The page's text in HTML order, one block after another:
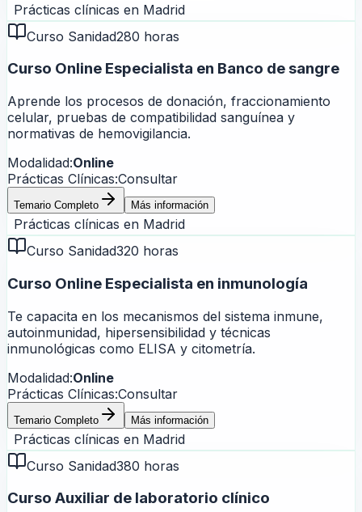
Prácticas clínicas en Madrid
Curso Sanidad280 horas
Curso Online Especialista en Banco de sangre
Aprende los procesos de donación, fraccionamiento
celular, pruebas de compatibilidad sanguínea y
normativas de hemovigilancia.
Modalidad:Online
Prácticas Clínicas:Consultar
Temario Completo Más información
Prácticas clínicas en Madrid
Curso Sanidad320 horas
Curso Online Especialista en inmunología
Te capacita en los mecanismos del sistema inmune,
autoinmunidad, hipersensibilidad y técnicas
inmunológicas como ELISA y citometría.
Modalidad:Online
Prácticas Clínicas:Consultar
Temario Completo Más información
Prácticas clínicas en Madrid
Curso Sanidad380 horas
Curso Auxiliar de laboratorio clínico